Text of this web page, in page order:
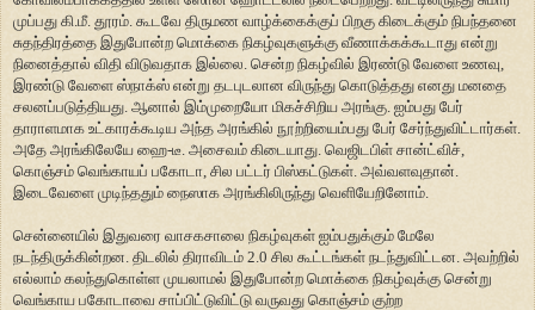
முப்பது கி.மீ. தூரம். கூடவே திருமண வாழ்க்கைக்குப் பிறகு கிடைக்கும் நிபந்தனை
சுதந்திரத்தை இதுபோன்ற மொக்கை நிகழ்வுகளுக்கு வீணாக்கக்கூடாது என்று
நினைத்தால் விதி விடுவதாக இல்லை. சென்ற நிகழ்வில் இரண்டு வேளை உணவு,
இரண்டு வேளை ஸ்நாக்ஸ் என்று தடபுடலான விருந்து கொடுத்தது எனது மனதை
சலனப்படுத்தியது. ஆனால் இம்முறையோ மிகச்சிறிய அரங்கு. ஐம்பது பேர்
தாராளமாக உட்காரக்கூடிய அந்த அரங்கில் நூற்றியைம்பது பேர் சேர்ந்துவிட்டார்கள்.
அதே அரங்கிலேயே ஹை-டீ. அசைவம் கிடையாது. வெஜிடபிள் சான்ட்விச்,
கொஞ்சம் வெங்காயப் பகோடா, சில பட்டர் பிஸ்கட்டுகள். அவ்வளவுதான்.
இடைவேளை முடிந்ததும் நைஸாக அரங்கிலிருந்து வெளியேறினோம்.
சென்னையில் இதுவரை வாசகசாலை நிகழ்வுகள் ஐம்பதுக்கும் மேலே
நடந்திருக்கின்றன. திடலில் திராவிடம் 2.0 சில கூட்டங்கள் நடந்துவிட்டன. அவற்றில்
எல்லாம் கலந்துகொள்ள முயலாமல் இதுபோன்ற மொக்கை நிகழ்வுக்கு சென்று
வெங்காய பகோடாவை சாப்பிட்டுவிட்டு வருவது கொஞ்சம் குற்ற